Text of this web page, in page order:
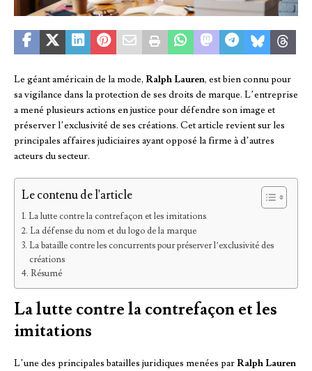
Le géant américain de la mode, Ralph Lauren, est bien connu pour
sa vigilance dans la protection de ses droits de marque. L’entreprise
a mené plusieurs actions en justice pour défendre son image et
préserver l’exclusivité de ses créations. Cet article revient sur les
principales affaires judiciaires ayant opposé la firme à d’autres
acteurs du secteur.
Le contenu de l'article
La lutte contre la contrefaçon et les imitations
La défense du nom et du logo de la marque
La bataille contre les concurrents pour préserver l’exclusivité des
créations
Résumé
La lutte contre la contrefaçon et les
imitations
L’une des principales batailles juridiques menées par Ralph Lauren